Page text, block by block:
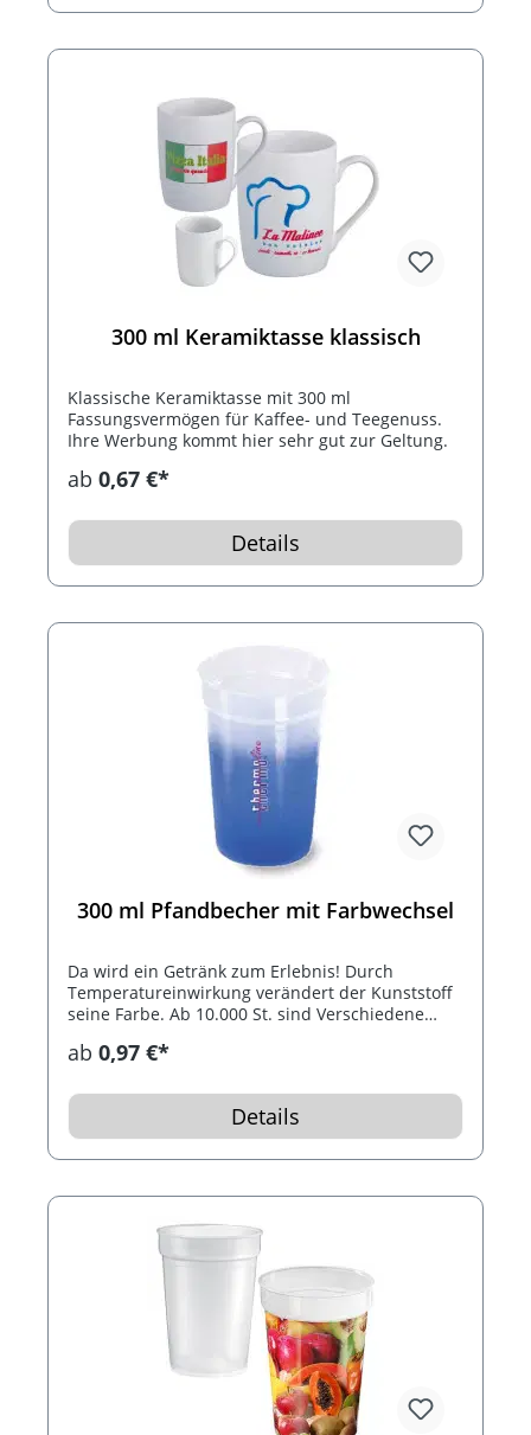
300 ml Keramiktasse klassisch
Klassische Keramiktasse mit 300 ml
Fassungsvermögen für Kaffee- und Teegenuss.
Ihre Werbung kommt hier sehr gut zur Geltung.
ab 0,67 €*
Details
300 ml Pfandbecher mit Farbwechsel
Da wird ein Getränk zum Erlebnis! Durch
Temperatureinwirkung verändert der Kunststoff
seine Farbe. Ab 10.000 St. sind Verschiedene
ab 0,97 €*
Details